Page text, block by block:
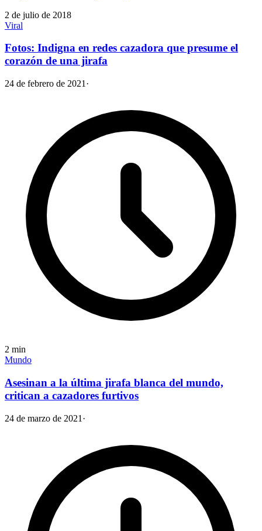
2 de julio de 2018
Viral
Fotos: Indigna en redes cazadora que presume el
corazón de una jirafa
24 de febrero de 2021 ·
2 min
Mundo
Asesinan a la última jirafa blanca del mundo,
critican a cazadores furtivos
24 de marzo de 2021 ·